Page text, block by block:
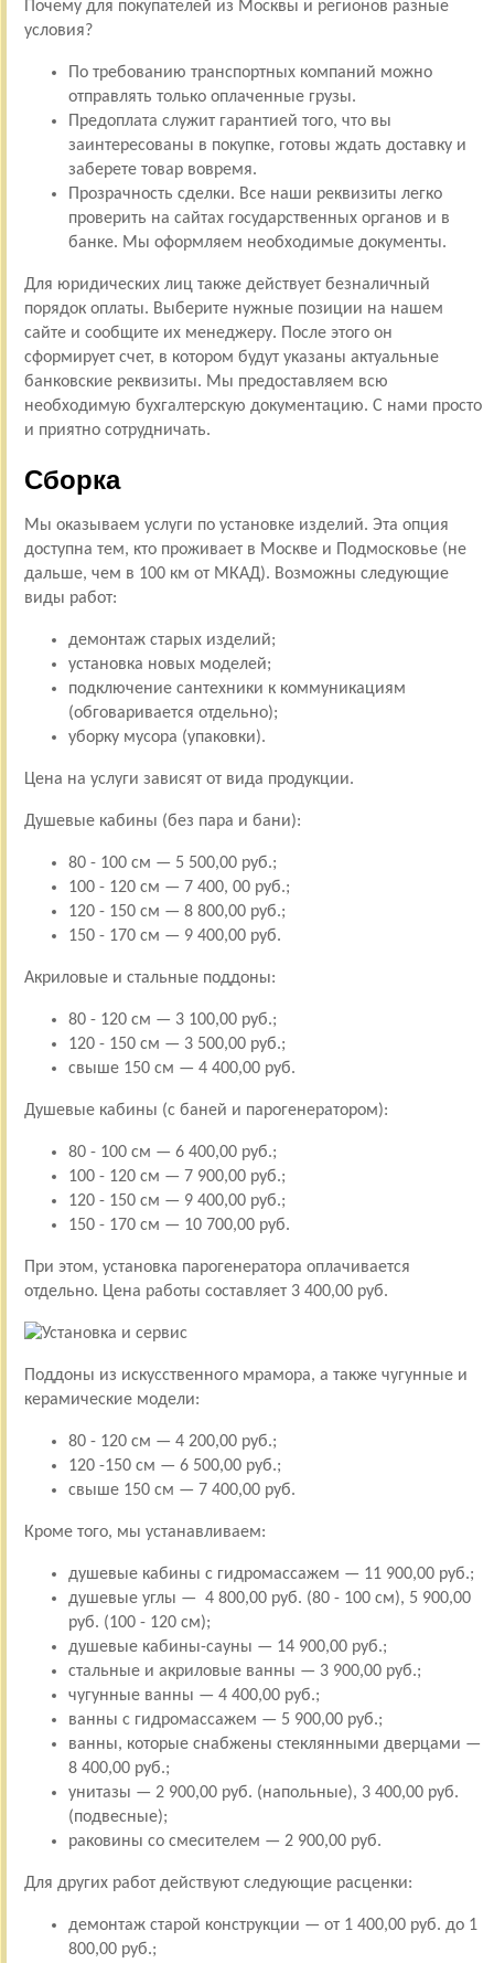
Почему для покупателей из Москвы и регионов разные
условия?
По требованию транспортных компаний можно
отправлять только оплаченные грузы.
Предоплата служит гарантией того, что вы
заинтересованы в покупке, готовы ждать доставку и
заберете товар вовремя.
Прозрачность сделки. Все наши реквизиты легко
проверить на сайтах государственных органов и в
банке. Мы оформляем необходимые документы.
Для юридических лиц также действует безналичный
порядок оплаты. Выберите нужные позиции на нашем
сайте и сообщите их менеджеру. После этого он
сформирует счет, в котором будут указаны актуальные
банковские реквизиты. Мы предоставляем всю
необходимую бухгалтерскую документацию. С нами просто
и приятно сотрудничать.
Сборка
Мы оказываем услуги по установке изделий. Эта опция
доступна тем, кто проживает в Москве и Подмосковье (не
дальше, чем в 100 км от МКАД). Возможны следующие
виды работ:
демонтаж старых изделий;
установка новых моделей;
подключение сантехники к коммуникациям
(обговаривается отдельно);
уборку мусора (упаковки).
Цена на услуги зависят от вида продукции.
Душевые кабины (без пара и бани):
80 - 100 см — 5 500,00 руб.;
100 - 120 см — 7 400, 00 руб.;
120 - 150 см — 8 800,00 руб.;
150 - 170 см — 9 400,00 руб.
Акриловые и стальные поддоны:
80 - 120 см — 3 100,00 руб.;
120 - 150 см — 3 500,00 руб.;
свыше 150 см — 4 400,00 руб.
Душевые кабины (с баней и парогенератором):
80 - 100 см — 6 400,00 руб.;
100 - 120 см — 7 900,00 руб.;
120 - 150 см — 9 400,00 руб.;
150 - 170 см — 10 700,00 руб.
При этом, установка парогенератора оплачивается
отдельно. Цена работы составляет 3 400,00 руб.
Поддоны из искусственного мрамора, а также чугунные и
керамические модели:
80 - 120 см — 4 200,00 руб.;
120 -150 см — 6 500,00 руб.;
свыше 150 см — 7 400,00 руб.
Кроме того, мы устанавливаем:
душевые кабины с гидромассажем — 11 900,00 руб.;
душевые углы — 4 800,00 руб. (80 - 100 см), 5 900,00
руб. (100 - 120 см);
душевые кабины-сауны — 14 900,00 руб.;
стальные и акриловые ванны — 3 900,00 руб.;
чугунные ванны — 4 400,00 руб.;
ванны с гидромассажем — 5 900,00 руб.;
ванны, которые снабжены стеклянными дверцами —
8 400,00 руб.;
унитазы — 2 900,00 руб. (напольные), 3 400,00 руб.
(подвесные);
раковины со смесителем — 2 900,00 руб.
Для других работ действуют следующие расценки:
демонтаж старой конструкции — от 1 400,00 руб. до 1
800,00 руб.;